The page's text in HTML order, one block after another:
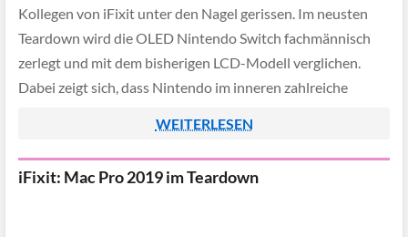
Kollegen von iFixit unter den Nagel gerissen. Im neusten
Teardown wird die OLED Nintendo Switch fachmännisch
zerlegt und mit dem bisherigen LCD-Modell verglichen.
Dabei zeigt sich, dass Nintendo im inneren zahlreiche
WEITERLESEN
iFixit: Mac Pro 2019 im Teardown